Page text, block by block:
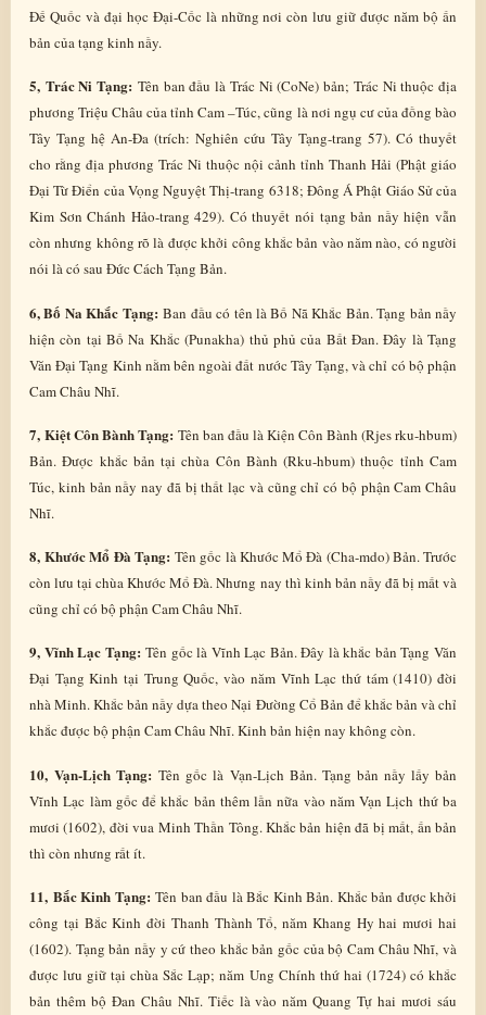
Đế Quốc và đại học Đại-Cốc là những nơi còn lưu giữ được năm bộ ấn
bản của tạng kinh nầy.
5, Trác Ni Tạng: Tên ban đầu là Trác Ni (CoNe) bản; Trác Ni thuộc địa
phương Triệu Châu của tỉnh Cam –Túc, cũng là nơi ngụ cư của đồng bào
Tây Tạng hệ An-Đa (trích: Nghiên cứu Tây Tạng-trang 57). Có thuyết
cho rằng địa phương Trác Ni thuộc nội cảnh tỉnh Thanh Hải (Phật giáo
Đại Từ Điển của Vọng Nguyệt Thị-trang 6318; Đông Á Phật Giáo Sử của
Kim Sơn Chánh Hảo-trang 429). Có thuyết nói tạng bản nầy hiện vẫn
còn nhưng không rõ là được khởi công khắc bản vào năm nào, có người
nói là có sau Đức Cách Tạng Bản.
6, Bố Na Khắc Tạng:Ban đầu có tên là Bố Nã Khắc Bản. Tạng bản nầy
hiện còn tại Bố Na Khắc (Punakha) thủ phủ của Bất Đan. Đây là Tạng
Văn Đại Tạng Kinh nằm bên ngoài đất nước Tây Tạng, và chỉ có bộ phận
Cam Châu Nhĩ.
7, Kiệt Côn Bành Tạng: Tên ban đầu là Kiện Côn Bành (Rjes rku-hbum)
Bản. Được khắc bản tại chùa Côn Bành (Rku-hbum) thuộc tỉnh Cam
Túc, kinh bản nầy nay đã bị thất lạc và cũng chỉ có bộ phận Cam Châu
Nhĩ.
8, Khước Mổ Đà Tạng: Tên gốc là Khước Mổ Đà (Cha-mdo) Bản. Trước
còn lưu tại chùa Khước Mổ Đà. Nhưng nay thì kinh bản nầy đã bị mất và
cũng chỉ có bộ phận Cam Châu Nhĩ.
9, Vĩnh Lạc Tạng: Tên gốc là Vĩnh Lạc Bản. Đây là khắc bản Tạng Văn
Đại Tạng Kinh tại Trung Quốc, vào năm Vĩnh Lạc thứ tám (1410) đời
nhà Minh. Khắc bản nầy dựa theo Nại Đường Cổ Bản để khắc bản và chỉ
khắc được bộ phận Cam Châu Nhĩ. Kinh bản hiện nay không còn.
10, Vạn-Lịch Tạng: Tên gốc là Vạn-Lịch Bản. Tạng bản nầy lấy bản
Vĩnh Lạc làm gốc để khắc bản thêm lần nữa vào năm Vạn Lịch thứ ba
mươi (1602), đời vua Minh Thần Tông. Khắc bản hiện đã bị mất, ấn bản
thì còn nhưng rất ít.
11, Bắc Kinh Tạng: Tên ban đầu là Bắc Kinh Bản. Khắc bản được khởi
công tại Bắc Kinh đời Thanh Thành Tổ, năm Khang Hy hai mươi hai
(1602). Tạng bản nầy y cứ theo khắc bản gốc của bộ Cam Châu Nhĩ, và
được lưu giữ tại chùa Sắc Lạp; năm Ung Chính thứ hai (1724) có khắc
bản thêm bộ Đan Châu Nhĩ. Tiếc là vào năm Quang Tự hai mươi sáu